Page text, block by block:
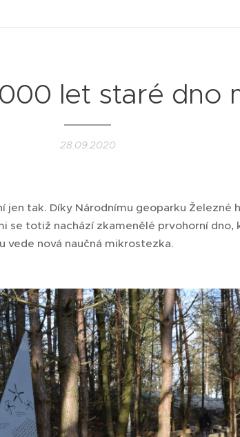
let staré dno
28.09.2020
jen tak. Díky Národnímu geoparku Železné
se totiž nachází zkamenělé prvohorní
nová naučná mikrostezka.